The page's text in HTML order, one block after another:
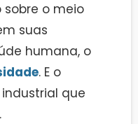
o meio
suas
humana, o
. E o
que